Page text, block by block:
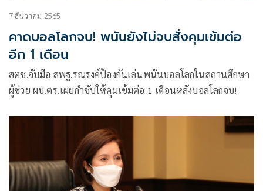
7 ธันวาคม 2565
คาดบอลโลกจบ! พนันยังไม่จบสั่งคุมเข้มต่อ
อีก 1 เดือน
สตช.จับมือ สพฐ.รณรงค์ป้องกันเล่นพนันบอลโลกในสถานศึกษา
ผู้ช่วย ผบ.ตร.เผยกำชับให้คุมเข้มต่อ 1 เดือนหลังบอลโลกจบ!